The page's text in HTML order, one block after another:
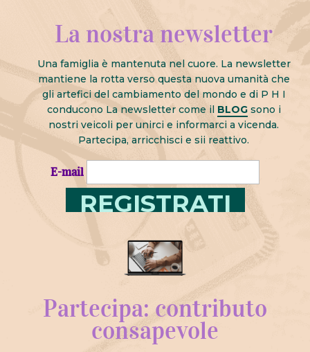
La nostra newsletter
Una famiglia è mantenuta nel cuore. La newsletter
mantiene la rotta verso questa nuova umanità che
gli artefici del cambiamento del mondo e di P H I
conducono La newsletter come il BLOGsono i
nostri veicoli per unirci e informarci a vicenda.
Partecipa, arricchisci e sii reattivo.
E-mail
Partecipa: contributo
consapevole